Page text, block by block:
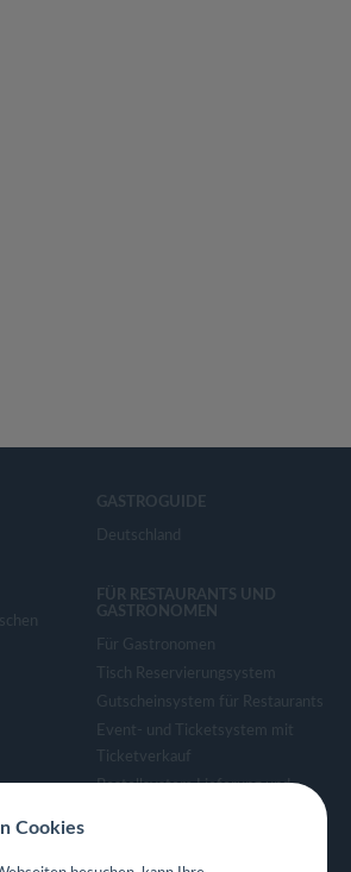
GASTROGUIDE
Deutschland
FÜR RESTAURANTS UND
GASTRONOMEN
Für Gastronomen
Tisch Reservierungsystem
Gutscheinsystem für Restaurants
Event- und Ticketsystem mit
Ticketverkauf
Bestellsystem Lieferung und
Cookies